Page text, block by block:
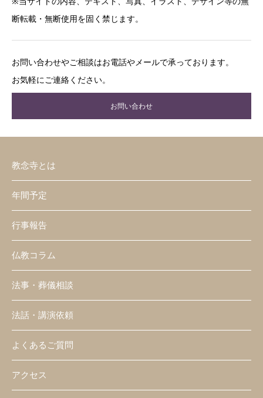
断転載・無断使用を固く禁じます。
お問い合わせやご相談はお電話やメールで承っております。
お気軽にご連絡ください。
お問い合わせ
教念寺とは
年間予定
行事報告
仏教コラム
法事・葬儀相談
法話・講演依頼
よくあるご質問
アクセス